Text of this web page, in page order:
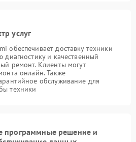
услуг
обеспечивает доставку техники
диагностику и качественный
ремонт. Клиенты могут
онлайн. Также
обслуживание для
техники
программные решение и